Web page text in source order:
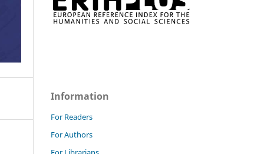
Information
For Readers
For Authors